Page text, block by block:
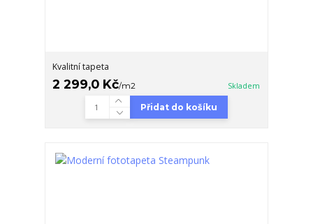
Kvalitní tapeta
2 299,0 Kč/m2 Skladem
Přidat do košíku